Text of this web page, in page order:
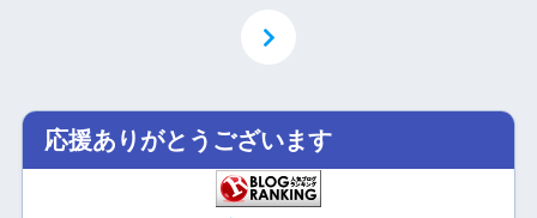
応援ありがとうございます